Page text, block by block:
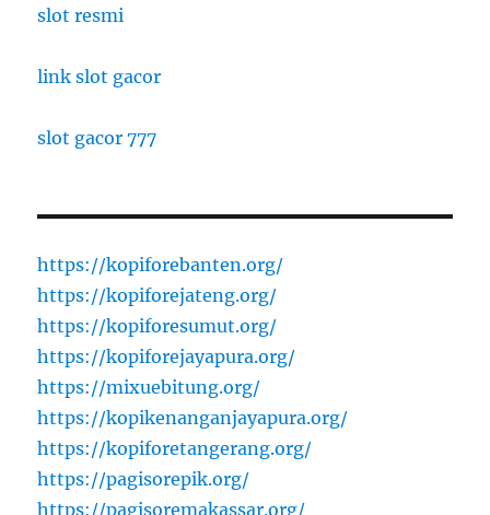
slot resmi
link slot gacor
slot gacor 777
https://kopiforebanten.org/
https://kopiforejateng.org/
https://kopiforesumut.org/
https://kopiforejayapura.org/
https://mixuebitung.org/
https://kopikenanganjayapura.org/
https://kopiforetangerang.org/
https://pagisorepik.org/
https://pagisoremakassar.org/